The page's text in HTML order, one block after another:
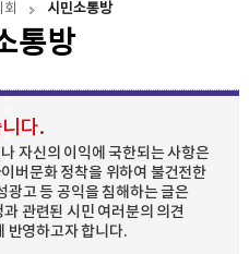
시민소통방
통방
다.
자신의 이익에 국한되는 사항은
버문화 정착을 위하여 불건전한
광고 등 공익을 침해하는 글은
관련된 시민 여러분의 의견
반영하고자 합니다.